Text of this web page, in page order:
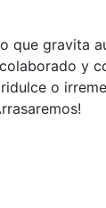
que gravita
y
o